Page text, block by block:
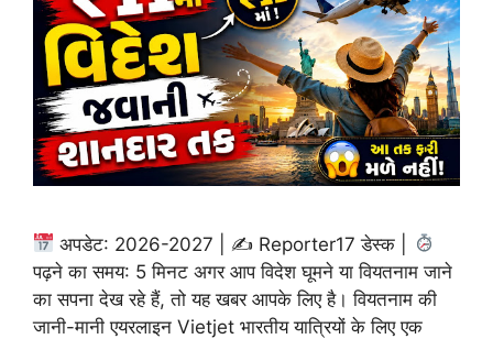
अपडेट: 2026-2027 | ✍ Reporter17 डेस्क |
पढ़ने का समय: 5 मिनट अगर आप विदेश घूमने या वियतनाम जाने
का सपना देख रहे हैं, तो यह खबर आपके लिए है। वियतनाम की
जानी-मानी एयरलाइन Vietjet भारतीय यात्रियों के लिए एक